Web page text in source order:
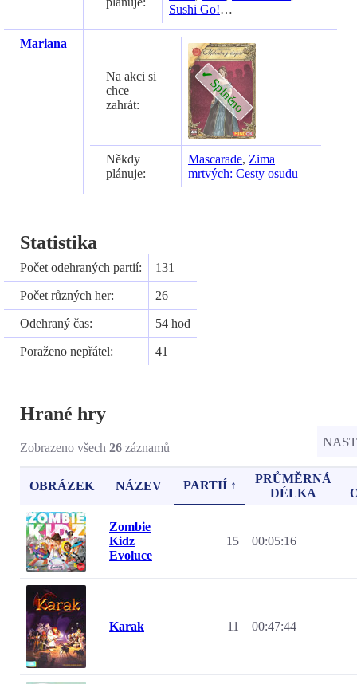
Sushi Go!…
Mariana
Na akci si
chce
zahrát:
Někdy
plánuje:
Mascarade, Zima
mrtvých: Cesty osudu
Statistika
Počet odehraných partií: 131
Počet různých her: 26
Odehraný čas: 54 hod
Poraženo nepřátel: 41
Hrané hry
Zobrazeno všech 26 záznamů
OBRÁZEK NÁZEV PARTIÍ ↑
PRŮMĚRNÁ
DÉLKA
Zombie
Kidz
Evoluce
15 00:05:16
Karak 11 00:47:44